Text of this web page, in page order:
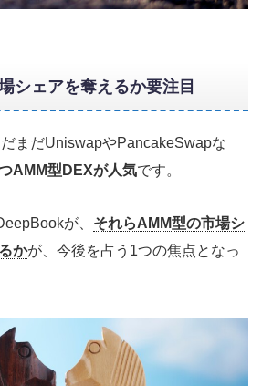
シェアを奪えるか要注目
まだUniswapやPancakeSwapな
AMM型DEXが人気です。
が、 それらAMM型の市場シ
かが、今後を占う1つの焦点となっ